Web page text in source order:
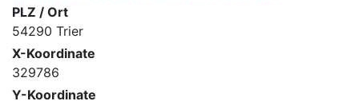
PLZ / Ort
54290 Trier
X-Koordinate
329786
Y-Koordinate